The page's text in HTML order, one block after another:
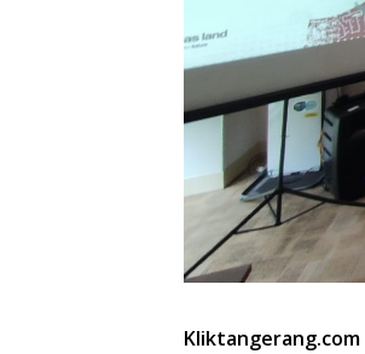
Kliktangerang.com